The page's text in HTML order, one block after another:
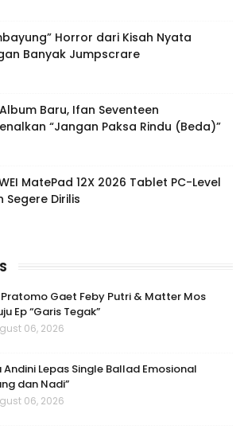
Horror dari Kisah Nyata
Banyak Jumpscrare
Baru, Ifan Seventeen
“Jangan Paksa Rindu (Beda)”
MatePad 12X 2026 Tablet PC-Level
Segere Dirilis
Gaet Feby Putri & Matter Mos
Ep “Garis Tegak”
06, 2026
Andini Lepas Single Ballad Emosional
dan Nadi”
06, 2026